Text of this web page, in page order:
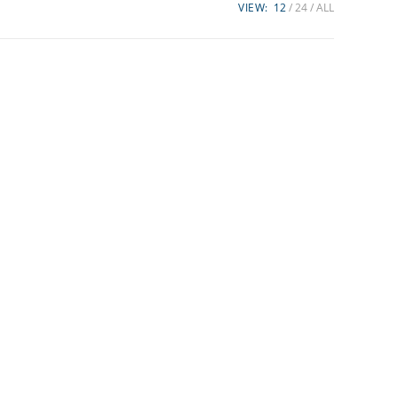
VIEW: 12 24 ALL